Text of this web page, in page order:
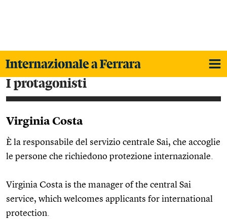
i protagonisti
Virginia Costa
È la responsabile del servizio centrale Sai, che accoglie
le persone che richiedono protezione internazionale.
Virginia Costa is the manager of the central Sai
service, which welcomes applicants for international
protection.